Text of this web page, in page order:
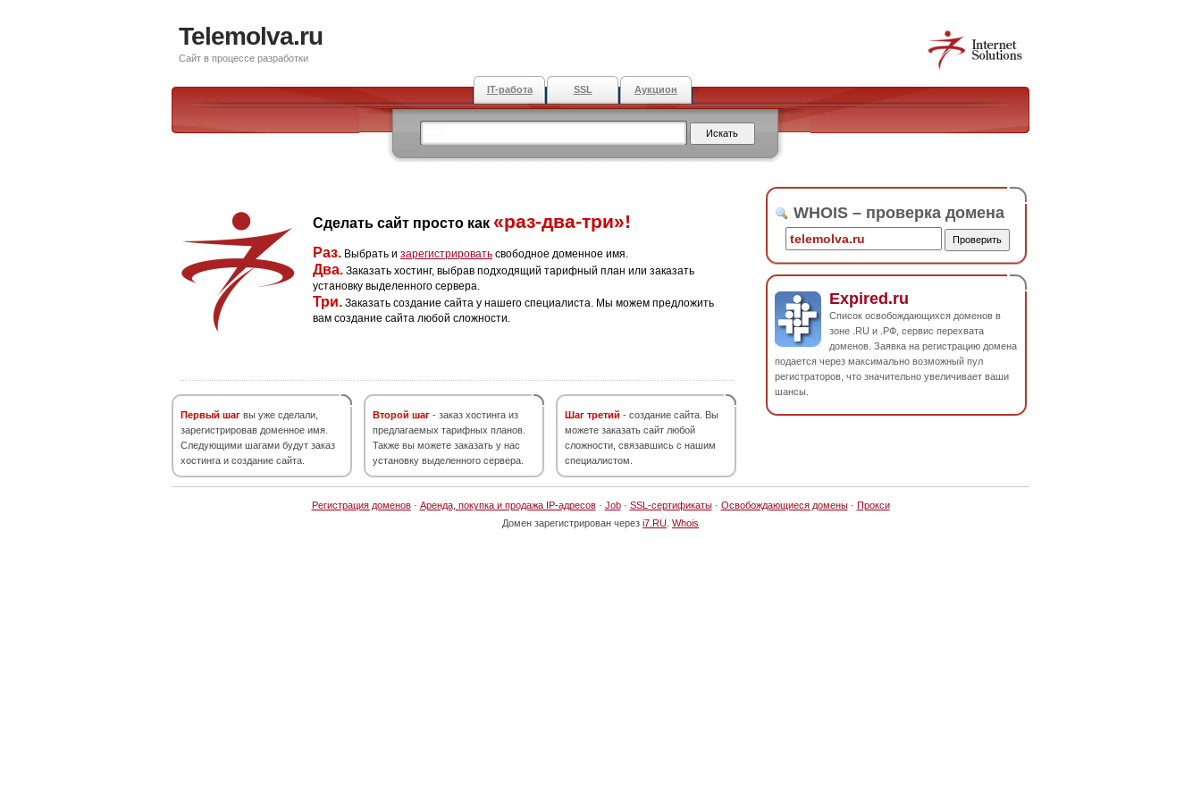
Telemolva.ru
Сайт в процессе разработки
IT-работа SSL Аукцион
Сделать сайт просто как «раз-два-три»!
Раз. Выбрать и зарегистрировать свободное доменное имя.
Два. Заказать хостинг, выбрав подходящий тарифный план или заказать
установку выделенного сервера.
Три. Заказать создание сайта у нашего специалиста. Мы можем предложить
вам создание сайта любой сложности.
Первый шаг вы уже сделали,
зарегистрировав доменное имя.
Следующими шагами будут заказ
хостинга и создание сайта.
Второй шаг - заказ хостинга из
предлагаемых тарифных планов.
Также вы можете заказать у нас
установку выделенного сервера.
Шаг третий - создание сайта. Вы
можете заказать сайт любой
сложности, связавшись с нашим
специалистом.
WHOIS – проверка домена
Expired.ru
Список освобождающихся доменов в
зоне .RU и .РФ, сервис перехвата
доменов. Заявка на регистрацию домена
подается через максимально возможный пул
регистраторов, что значительно увеличивает ваши
шансы.
Регистрация доменов· Аренда, покупка и продажа IP-адресов· Job· SSL-сертификаты· Освобождающиеся домены· Прокси
Домен зарегистрирован через i7.RU Whois